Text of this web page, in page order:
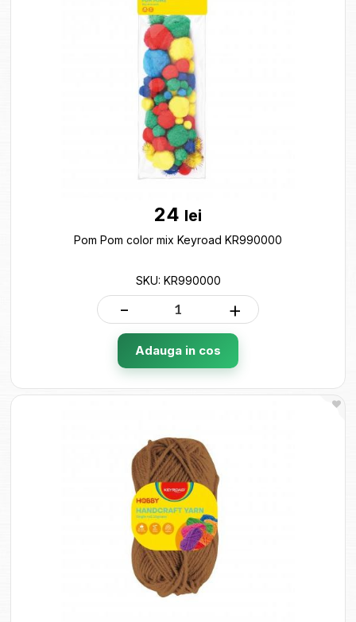
24 lei
Pom Pom color mix Keyroad KR990000
SKU: KR990000
- +
Adauga in cos